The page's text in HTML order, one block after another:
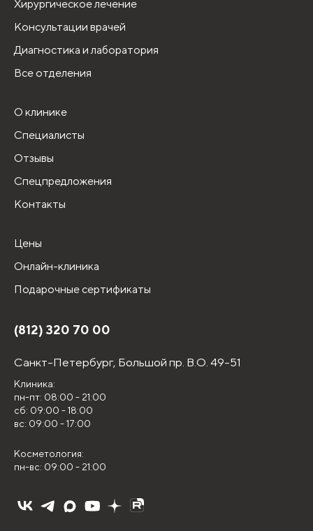
Хирургическое лечение
Консультации врачей
Диагностика и лаборатория
Все отделения
О клинике
Специалисты
Отзывы
Спецпредложения
Контакты
Цены
Онлайн-клиника
Подарочные сертификаты
(812) 320 70 00
Санкт-Петербург, Большой пр. В.О. 49-51
Клиника:
пн-пт: 08:00 - 21:00
сб: 09:00 - 18:00
вс: 09:00 - 17:00
Косметология:
пн-вс: 09:00 - 21:00